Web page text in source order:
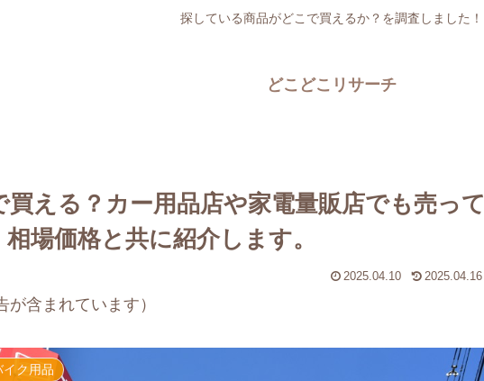
探している商品がどこで買えるか？を調査しました！
どこどこリサーチ
える？カー用品店や家電量販店でも売って
場価格と共に紹介します。
2025.04.10 2025.04.16
が含まれています）
イク用品